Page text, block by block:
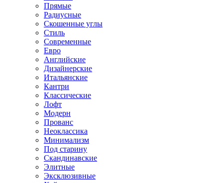
Прямые
Радиусные
Скошенные углы
Стиль
Современные
Евро
Английские
Дизайнерские
Итальянские
Кантри
Классические
Лофт
Модерн
Прованс
Неоклассика
Минимализм
Под старину
Скандинавские
Элитные
Эксклюзивные